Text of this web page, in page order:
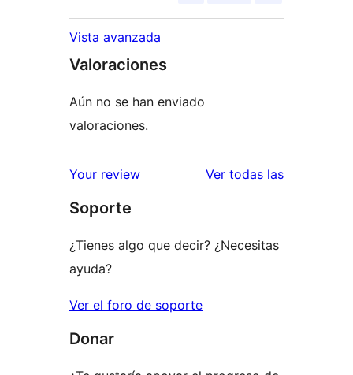
Vista avanzada
Valoraciones
Aún no se han enviado
valoraciones.
Your review Ver todas las
Soporte
¿Tienes algo que decir? ¿Necesitas
ayuda?
Ver el foro de soporte
Donar